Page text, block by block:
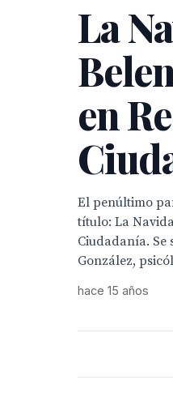
La
en
El penúltimo
título: La
Ciudadanía.
González,
hace 15 años